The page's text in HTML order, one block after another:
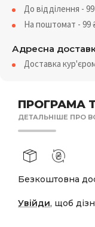
ПРОГРАМА
ДЕТАЛЬНІШЕ ПРО
Безкоштовна
Увійди, щоб
До відділення - 99
На поштомат - 99
Адресна
Доставка